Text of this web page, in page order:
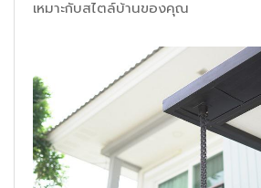
เหมาะกับสไตล์บ้านของคุณ